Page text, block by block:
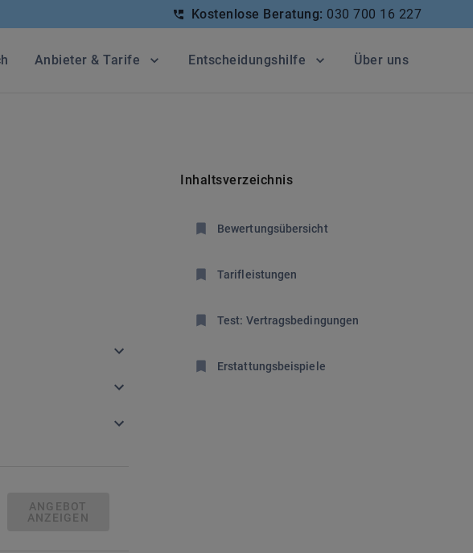
Kostenlose Beratung: 030 700 16 227
Anbieter & Tarife Entscheidungshilfe Über uns
ANGEBOT
ANZEIGEN
Inhaltsverzeichnis
Bewertungsübersicht
Tarifleistungen
Test: Vertragsbedingungen
Erstattungsbeispiele